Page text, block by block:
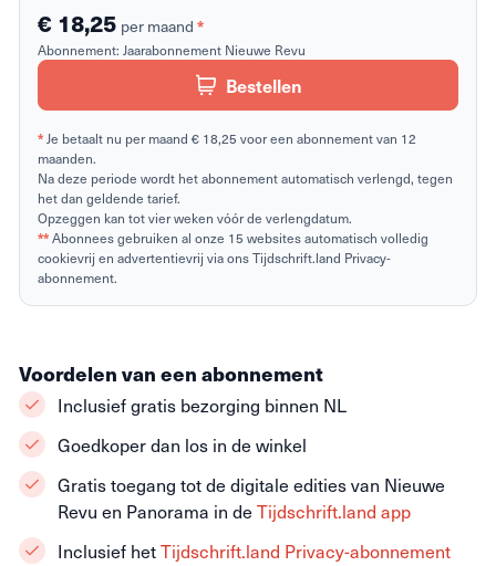
€ 18,25 per maand *
Abonnement: Jaarabonnement Nieuwe Revu
Bestellen
*Je betaalt nu per maand € 18,25 voor een abonnement van 12
maanden.
Na deze periode wordt het abonnement automatisch verlengd, tegen
het dan geldende tarief.
Opzeggen kan tot vier weken vóór de verlengdatum.
**Abonnees gebruiken al onze 15 websites automatisch volledig
cookievrij en advertentievrij via ons Tijdschrift.land Privacy-
abonnement.
Voordelen van een abonnement
Inclusief gratis bezorging binnen NL
Goedkoper dan los in de winkel
Gratis toegang tot de digitale edities van Nieuwe
Revu en Panorama in de Tijdschrift.land app
Inclusief hetTijdschrift.land Privacy-abonnement